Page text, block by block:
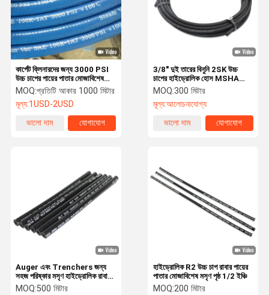
পণ্য আমাদের সম্পর্কে
3/8" দুই তারের বিনুনি 2SK উচ্চ
চাপের হাইড্রোলিক হোস MSHA
অনুমোদিত
MOQ:300 মিটার
মূল্য:আলোচনাযোগ্য
ভালো দাম
যোগাযোগ
কার্পেট ক্লিনারদের জন্য 3000 PSI
উচ্চ চাপের পায়ের পাতার মোজাবিশেষ
মসৃণ নীল
MOQ:প্রতিটি আকার 1000 মিটার
মূল্য:1USD-2USD
ভালো দাম
যোগাযোগ
হাইড্রোলিক R2 উচ্চ চাপ রাবার পায়ের
পাতার মোজাবিশেষ মসৃণ পৃষ্ঠ 1/2 ইঞ্চি
MOQ:200 মিটার
Auger এবং Trenchers জন্য
সহজ পরিষ্কার মসৃণ হাইড্রোলিক রাবার
পায়ের পাতার মোজাবিশেষ
MOQ:500 মিটার